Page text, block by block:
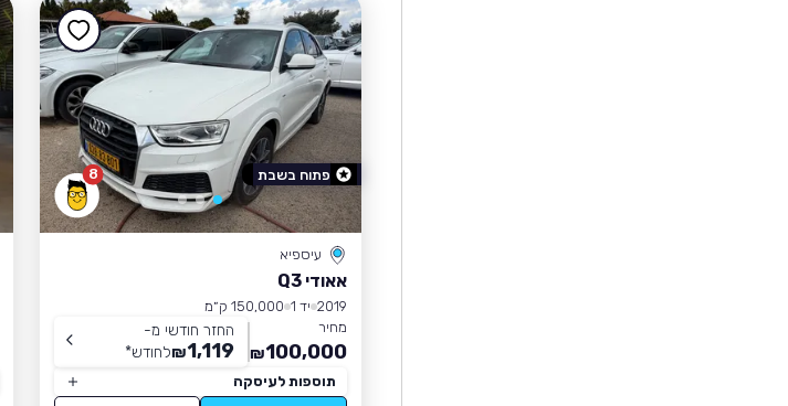
8
עיספיא
אאודי Q3
2019 יד 1
150,000 ק״מ
מחיר
100,000
₪
החזר חודשי מ-
1,119
₪לחודש*
תוספות לעיסקה
פתוח בשבת